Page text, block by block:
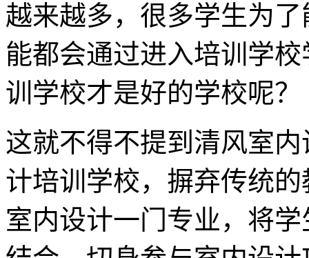
越来越多，很多学生为
能都会通过进入培训学
训学校才是好的学校呢？
这就不得不提到清风室
计培训学校，摒弃传统
室内设计一门专业，将